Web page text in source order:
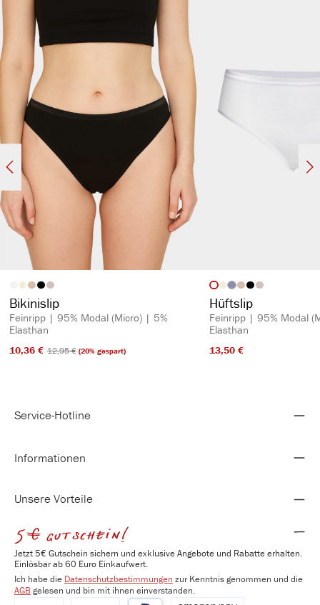
Artikelfarbe
Bikinislip
Feinripp | 95% Modal (Micro) | 5%
Elasthan
10,36 €​ 12,95 €​(20% gespart)
Artikelfarbe
(Diese Option ist zurzeit
Hüftslip
Feinripp | 95% Modal
Elasthan
13,50 €​
Service-Hotline
Informationen
Unsere Vorteile
5€ gutschein!
Jetzt 5€ Gutschein sichern und exklusive Angebote und Rabatte erhalten.
Einlösbar ab 60 Euro Einkaufwert.
Ich habe die Datenschutzbestimmungen zur Kenntnis genommen und die
AGBgelesen und bin mit ihnen einverstanden.